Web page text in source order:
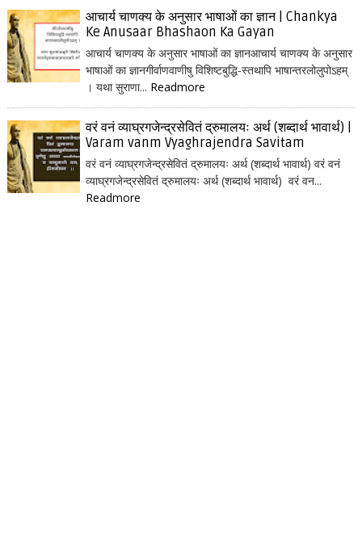
आचार्य चाणक्य के अनुसार भाषाओं का ज्ञान | Chankya
Ke Anusaar Bhashaon Ka Gayan
आचार्य चाणक्य के अनुसार भाषाओं का ज्ञानआचार्य चाणक्य के अनुसार
भाषाओं का ज्ञानगीर्वाणवाणीषु विशिष्टबुद्धि-स्तथापि भाषान्तरलोलुपोऽहम्
। यथा सुराणा... Readmore
वरं वनं व्याघ्रगजेन्द्रसेवितं द्रुमालयः अर्थ (शब्दार्थ भावार्थ) |
Varam vanm Vyaghrajendra Savitam
वरं वनं व्याघ्रगजेन्द्रसेवितं द्रुमालयः अर्थ (शब्दार्थ भावार्थ) वरं वनं
व्याघ्रगजेन्द्रसेवितं द्रुमालयः अर्थ (शब्दार्थ भावार्थ) वरं वन...
Readmore